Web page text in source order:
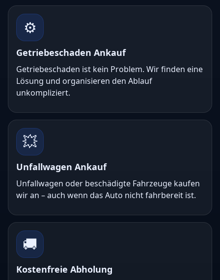
⚙️
Getriebeschaden Ankauf
Getriebeschaden ist kein Problem. Wir finden eine
Lösung und organisieren den Ablauf
unkompliziert.
💥
Unfallwagen Ankauf
Unfallwagen oder beschädigte Fahrzeuge kaufen
wir an – auch wenn das Auto nicht fahrbereit ist.
🚚
Kostenfreie Abholung